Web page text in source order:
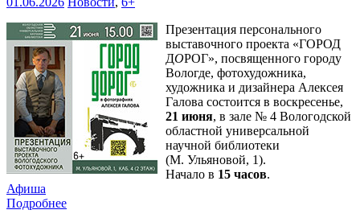
Презентация персонального
выставочного проекта «ГОРОД
ДОРОГ», посвященного городу
Вологде, фотохудожника,
художника и дизайнера Алексея
Галова состоится в воскресенье,
21 июня, в зале № 4 Вологодской
областной универсальной
научной библиотеки
(М. Ульяновой, 1).
Начало в 15 часов.
Афиша
Подробнее